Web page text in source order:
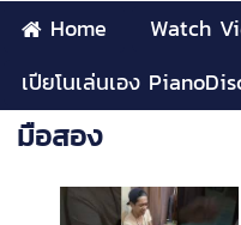
Home Watch
เปียโนเล่นเอง
มือสอง